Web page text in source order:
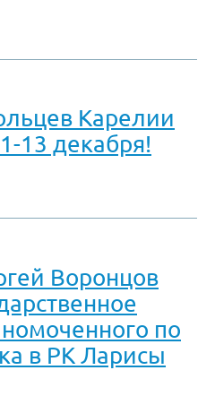
Карелии
13 декабря!
Воронцов
по
в РК Ларисы